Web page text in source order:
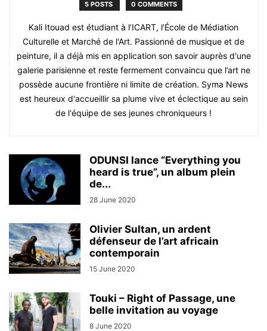
5 POSTS 0 COMMENTS
Kali Itouad est étudiant à l’ICART, l'École de Médiation
Culturelle et Marché de l'Art. Passionné de musique et de
peinture, il a déjà mis en application son savoir auprès d'une
galerie parisienne et reste fermement convaincu que l’art ne
possède aucune frontière ni limite de création. Syma News
est heureux d'accueillir sa plume vive et éclectique au sein
de l'équipe de ses jeunes chroniqueurs !
ODUNSI lance “Everything you
heard is true”, un album plein
de...
28 June 2020
Olivier Sultan, un ardent
défenseur de l’art africain
contemporain
15 June 2020
Touki – Right of Passage, une
belle invitation au voyage
8 June 2020